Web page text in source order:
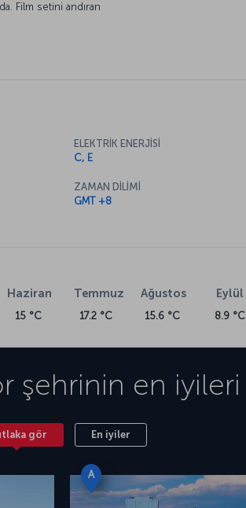
Film setini andıran
ELEKTRİK ENERJİSİ
C, E
ZAMAN DİLİMİ
GMT +8
Haziran
15 °C
Temmuz
17.2 °C
Ağustos
15.6 °C
Eylül
8.9 °C
şehrinin en iyileri
gör En iyiler
A